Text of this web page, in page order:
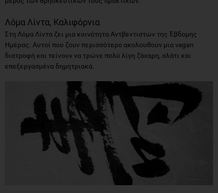
Λόμα Λίντα, Καλιφόρνια
Στη Λόμα Λίντα ζει μια κοινότητα Αντβεντιστών της Έβδομης
Ημέρας. Αυτοί που ζουν περισσότερο ακολουθούν μια vegan
διατροφή και τείνουν να τρώνε πολύ λίγη ζάχαρη, αλάτι και
επεξεργασμένα δημητριακά.